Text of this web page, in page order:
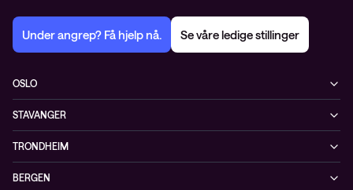
Under angrep? Få hjelp nå. Se våre ledige stillinger
OSLO
0185 Oslo
Norge
STAVANGER
4020 Stavanger
Norge
TRONDHEIM
7069 Trondheim
BERGEN